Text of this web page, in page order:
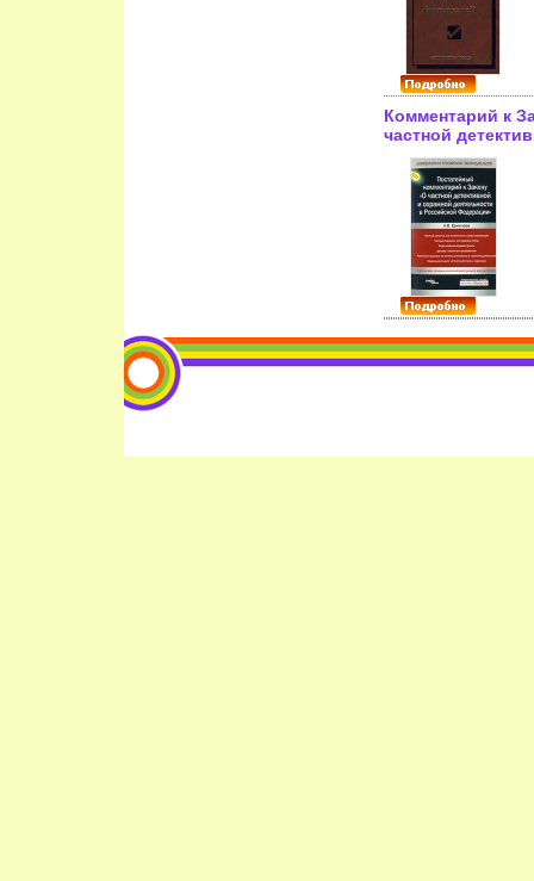
Комментарий к
частной
охранной
Российской
ISBN 978-5-476-
9204h.